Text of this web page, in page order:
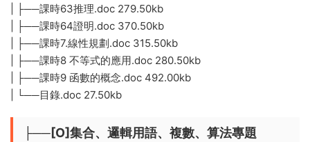
| ├──課時63推理.doc 279.50kb
| ├──課時64證明.doc 370.50kb
| ├──課時7.線性規劃.doc 315.50kb
| ├──課時8 不等式的應用.doc 280.50kb
| ├──課時9 函數的概念.doc 492.00kb
| └──目錄.doc 27.50kb
├──[O]集合、邏輯用語、複數、算法專題